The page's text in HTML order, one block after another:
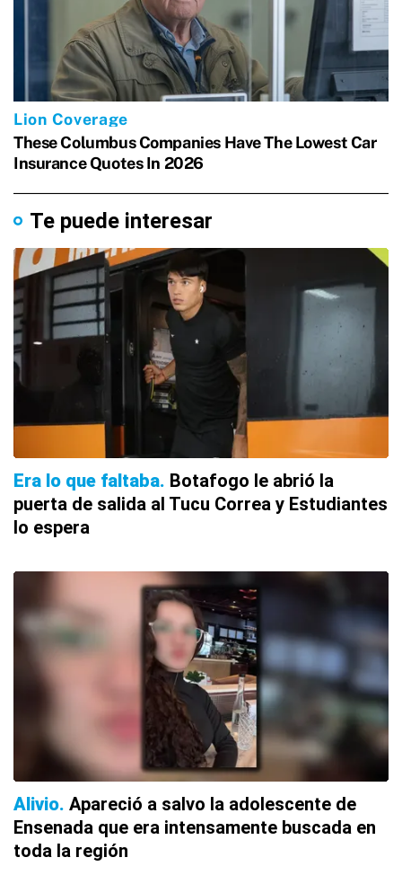
Te puede interesar
Era lo que faltaba Botafogo le abrió la
puerta de salida al Tucu Correa y Estudiantes
lo espera
Alivio Apareció a salvo la adolescente de
Ensenada que era intensamente buscada en
toda la región